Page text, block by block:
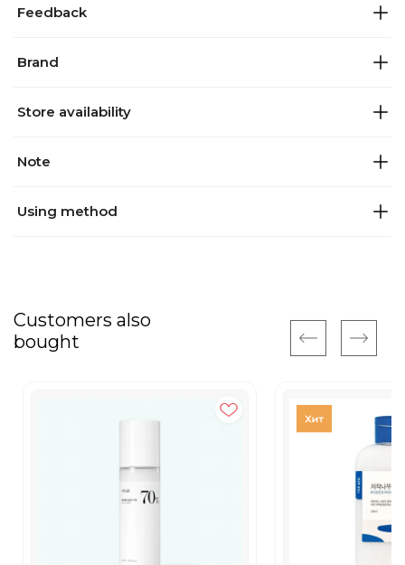
Feedback
Brand
Store availability
Note
Using method
Customers also
bought